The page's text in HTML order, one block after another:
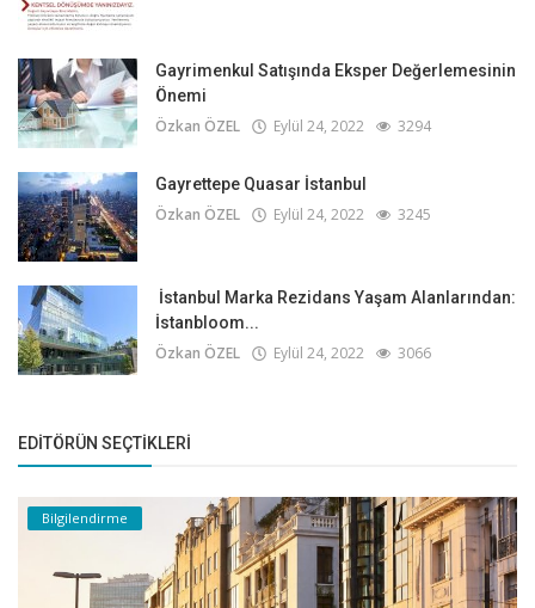
Gayrimenkul Satışında Eksper Değerlemesinin
Önemi
Özkan ÖZEL Eylül 24, 2022 3294
Gayrettepe Quasar İstanbul
Özkan ÖZEL Eylül 24, 2022 3245
İstanbul Marka Rezidans Yaşam Alanlarından:
İstanbloom...
Özkan ÖZEL Eylül 24, 2022 3066
EDITÖRÜN SEÇTIKLERI
Bilgilendirme